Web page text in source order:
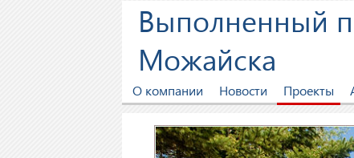
Выполненный
Можайска
О компании Новости Проекты